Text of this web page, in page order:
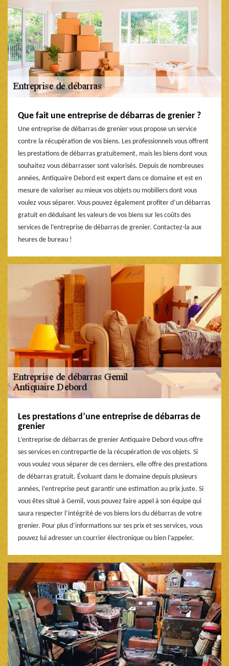
Que fait une entreprise de débarras de grenier ?
Une entreprise de débarras de grenier vous propose un service
contre la récupération de vos biens. Les professionnels vous offrent
les prestations de débarras gratuitement, mais les biens dont vous
souhaitez vous débarrasser sont valorisés. Depuis de nombreuses
années, Antiquaire Debord est expert dans ce domaine et est en
mesure de valoriser au mieux vos objets ou mobiliers dont vous
voulez vous séparer. Vous pouvez également profiter d’un débarras
gratuit en déduisant les valeurs de vos biens sur les coûts des
services de l’entreprise de débarras de grenier. Contactez-la aux
heures de bureau !
Les prestations d’une entreprise de débarras de
grenier
L’entreprise de débarras de grenier Antiquaire Debord vous offre
ses services en contrepartie de la récupération de vos objets. Si
vous voulez vous séparer de ces derniers, elle offre des prestations
de débarras gratuit. Évoluant dans le domaine depuis plusieurs
années, l’entreprise peut garantir une estimation au prix juste. Si
vous êtes situé à Gemil, vous pouvez faire appel à son équipe qui
saura respecter l’intégrité de vos biens lors du débarras de votre
grenier. Pour plus d’informations sur ses prix et ses services, vous
pouvez lui adresser un courrier électronique ou bien l’appeler.